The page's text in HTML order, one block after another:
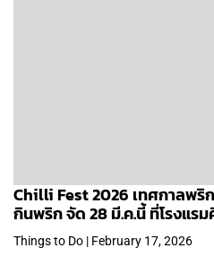
Chilli Fest 2026 เทศกาลพ
กินพริก จัด 28 มี.ค.นี้ ที่โรงแร
Things to Do | February 17, 2026